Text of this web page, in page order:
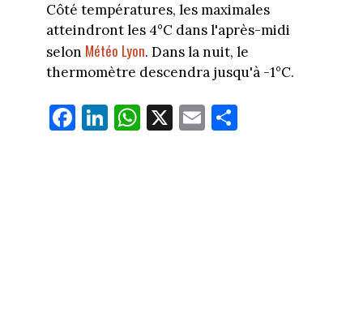
Côté températures, les maximales
atteindront les 4°C dans l'après-midi
selon Météo Lyon. Dans la nuit, le
thermomètre descendra jusqu'à -1°C.
Fa
ce
Li
nk
W
ha
X E
m
Pa
rt